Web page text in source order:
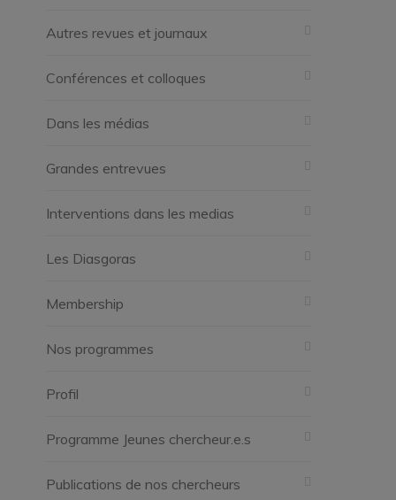
Autres revues et journaux
Conférences et colloques
Dans les médias
Grandes entrevues
Interventions dans les medias
Les Diasgoras
Membership
Nos programmes
Profil
Programme Jeunes chercheur.e.s
Publications de nos chercheurs